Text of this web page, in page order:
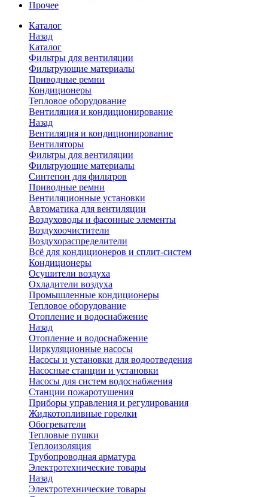
Прочее
Каталог
Назад
Каталог
Фильтры для вентиляции
Фильтрующие материалы
Приводные ремни
Кондиционеры
Тепловое оборудование
Вентиляция и кондиционирование
Назад
Вентиляция и кондиционирование
Вентиляторы
Фильтры для вентиляции
Фильтрующие материалы
Синтепон для фильтров
Приводные ремни
Вентиляционные установки
Автоматика для вентиляции
Воздуховоды и фасонные элементы
Воздухоочистители
Воздухораспределители
Всё для кондиционеров и сплит-систем
Кондиционеры
Осушители воздуха
Охладители воздуха
Промышленные кондиционеры
Тепловое оборудование
Отопление и водоснабжение
Назад
Отопление и водоснабжение
Циркуляционные насосы
Насосы и установки для водоотведения
Насосные станции и установки
Насосы для систем водоснабжения
Станции пожаротушения
Приборы управления и регулирования
Жидкотопливные горелки
Обогреватели
Тепловые пушки
Теплоизоляция
Трубопроводная арматура
Электротехнические товары
Назад
Электротехнические товары